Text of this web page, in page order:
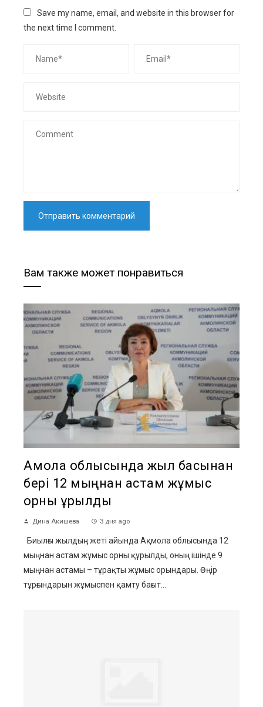
Save my name, email, and website in this browser for
the next time I comment.
Вам также может понравиться
Ақмола облысында жыл басынан
бері 12 мыңнан астам жұмыс
орны құрылды
Дина Акишева 3 дня ago
Биылғы жылдың жеті айында Ақмола облысында 12
мыңнан астам жұмыс орны құрылды, оның ішінде 9
мыңнан астамы – тұрақты жұмыс орындары. Өңір
тұрғындарын жұмыспен қамту бағыт...